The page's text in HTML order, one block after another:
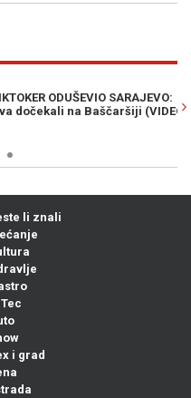
ODUŠEVIO SARAJEVO:
na Baščaršiji (VIDEO)
li znali
i grad